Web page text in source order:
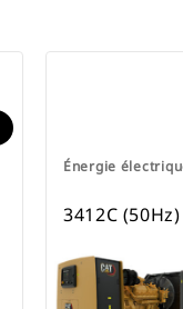
Énergie
3412C (50Hz)